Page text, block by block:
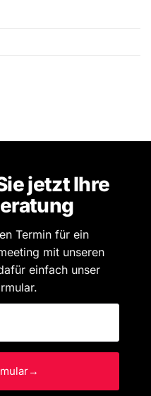
jetzt Ihre
Termin für ein
mit unseren
einfach unser